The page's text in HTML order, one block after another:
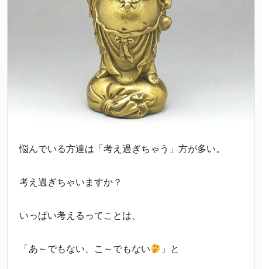
悩んでいる方達は「考え過ぎちゃう」方が多い。
考え過ぎちゃいますか？
いっぱい考えるってことは、
「あ～でもない、こ～でもない 」と